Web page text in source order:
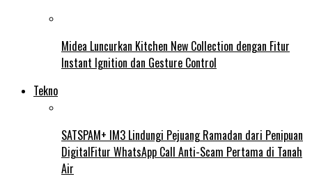
Midea Luncurkan Kitchen New Collection dengan Fitur
Instant Ignition dan Gesture Control
Tekno
SATSPAM+ IM3 Lindungi Pejuang Ramadan dari Penipuan
DigitalFitur WhatsApp Call Anti-Scam Pertama di Tanah
Air